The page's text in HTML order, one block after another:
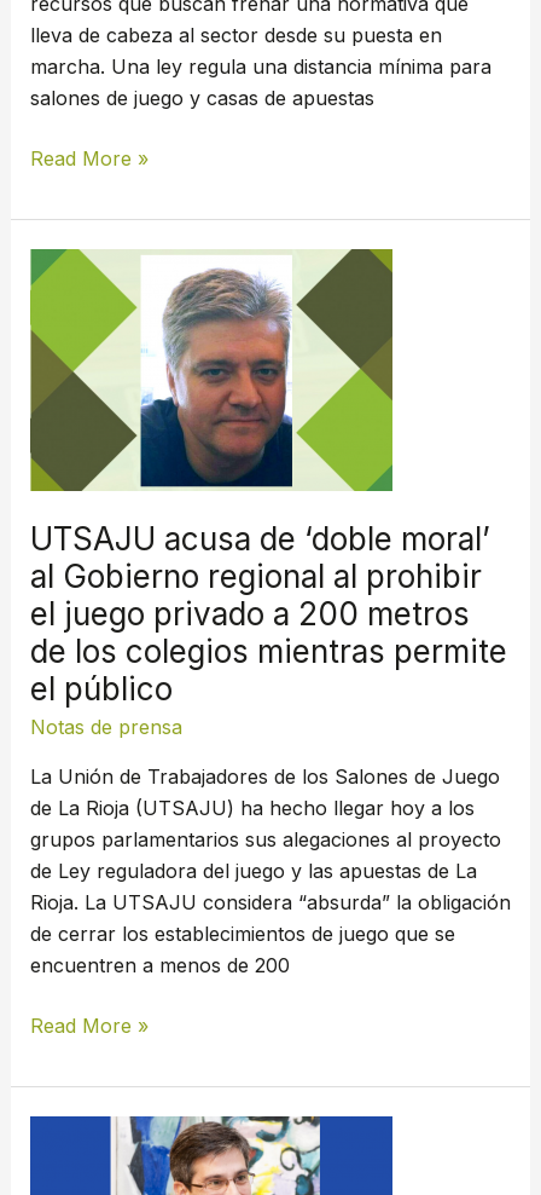
lleva de cabeza al sector desde su puesta en
marcha. Una ley regula una distancia mínima para
salones de juego y casas de apuestas
Read More »
UTSAJU acusa de ‘doble moral’
al Gobierno regional al prohibir
el juego privado a 200 metros
de los colegios mientras permite
el público
Notas de prensa
La Unión de Trabajadores de los Salones de Juego
de La Rioja (UTSAJU) ha hecho llegar hoy a los
grupos parlamentarios sus alegaciones al proyecto
de Ley reguladora del juego y las apuestas de La
Rioja. La UTSAJU considera “absurda” la obligación
de cerrar los establecimientos de juego que se
encuentren a menos de 200
UTSAJU
acusa
de
‘doble
moral’
al
Gobierno
regional
prohibir
el
juego
privado
200
metros
de
los
mientras
permite
el
Read More »
trabajadores